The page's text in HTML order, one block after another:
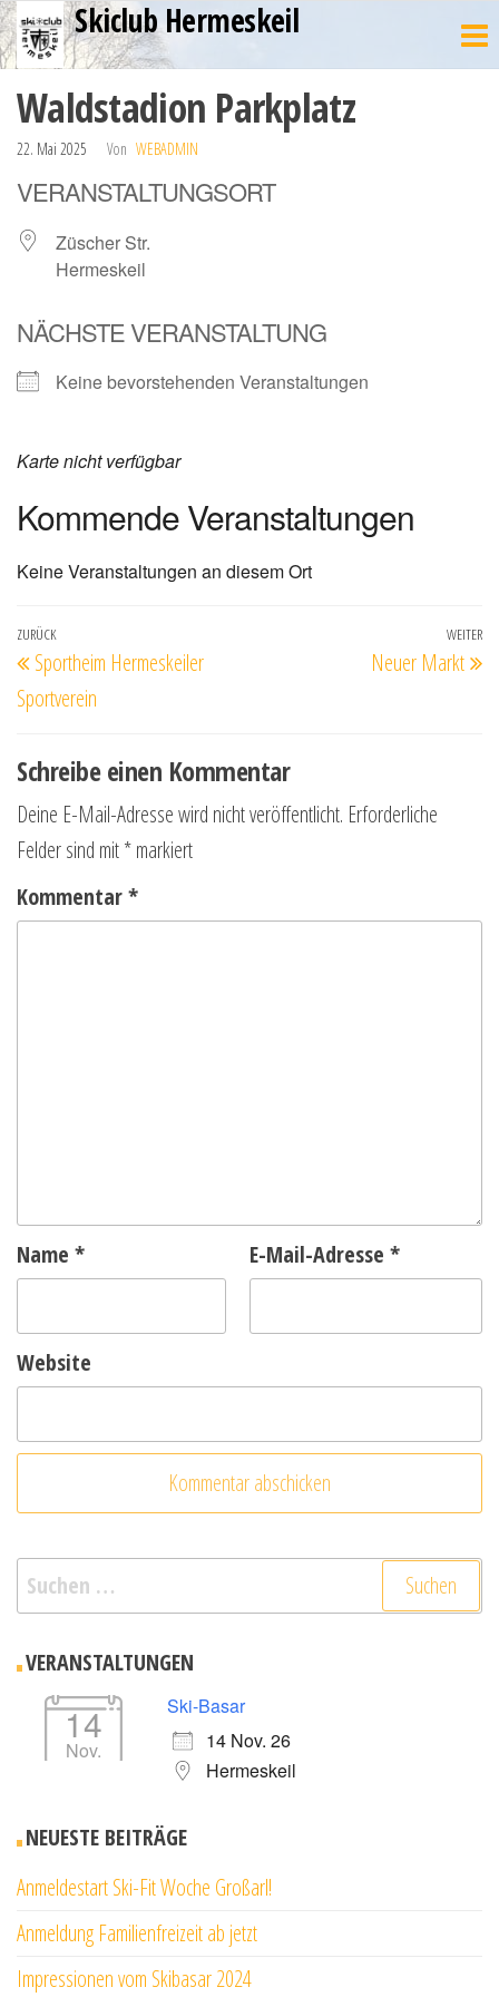
Zum
Inhalt
springen
Skiclub Hermeskeil
Waldstadion Parkplatz
22. Mai 2025 Von WEBADMIN
VERANSTALTUNGSORT
Züscher Str.
Hermeskeil
NÄCHSTE VERANSTALTUNG
Keine bevorstehenden Veranstaltungen
Karte nicht verfügbar
Kommende Veranstaltungen
Keine Veranstaltungen an diesem Ort
Beitragsnavigation
Vorheriger
Beitrag
ZURÜCK
Sportheim Hermeskeiler
Sportverein
WEITER
Neuer Markt
Schreibe einen Kommentar
Deine E-Mail-Adresse wird nicht veröffentlicht. Erforderliche
Felder sind mit*markiert
Kommentar*
Name * E-Mail-Adresse *
Website
Suchen
nach:
VERANSTALTUNGEN
14
Nov.
Ski-Basar
14 Nov. 26
Hermeskeil
NEUESTE BEITRÄGE
Anmeldestart Ski-Fit Woche Großarl!
Anmeldung Familienfreizeit ab jetzt
Impressionen vom Skibasar 2024